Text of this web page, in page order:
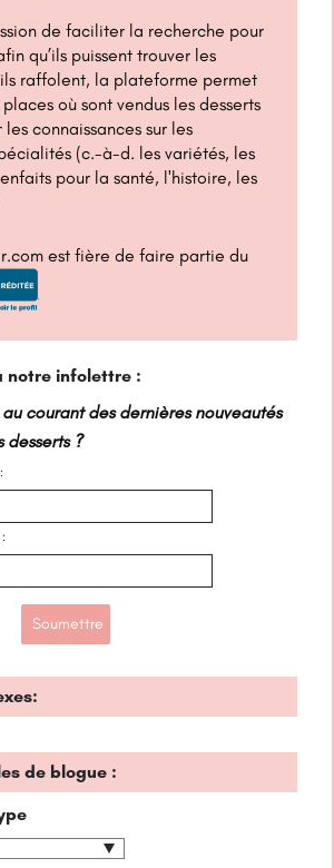
de faciliter la recherche pour
qu’ils puissent trouver les
raffolent, la plateforme permet
où sont vendus les desserts
connaissances sur les
(c.-à-d. les variétés, les
pour la santé, l'histoire, les
est fière de faire partie du
notre infolettre :
courant des dernières nouveautés
desserts ?
de blogue :